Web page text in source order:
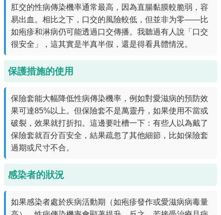
肛交的性病傳染機率通常最高，因為直腸黏膜較脆弱，容
易出血。相比之下，口交的風險較低，但並非为零——比
如疱疹和淋病仍可能透過口交傳播。我聽過有人說「口交
很安全」，這其實是半真半假，還是得看具體情況。
保護措施的使用
保險套能大幅降低性病傳染機率，例如對愛滋病的預防效
果可達85%以上。但保險套不是萬靈丹，如果使用不當或
破裂，效果就打折扣。這邊要吐槽一下：有些人以為戴了
保險套就百分百安全，結果疏忽了其他細節，比如保險套
過期或尺寸不合。
感染者的狀況
如果感染者處於疾病活動期（如疱疹發作或愛滋病病毒量